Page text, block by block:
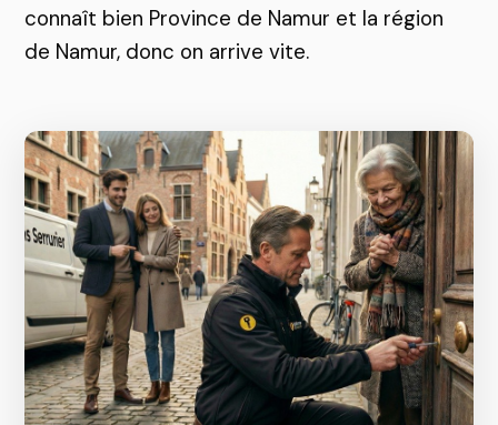
connaît bien Province de Namur et la région
de Namur, donc on arrive vite.